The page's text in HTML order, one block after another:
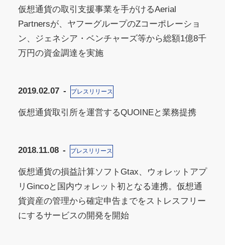
仮想通貨の取引支援事業を手がけるAerial
Partnersが、ヤフーグループのZコーポレーショ
ン、ジェネシア・ベンチャーズ等から総額1億8千
万円の資金調達を実施
2019.02.07 プレスリリース
仮想通貨取引所を運営するQUOINEと業務提携
2018.11.08 プレスリリース
仮想通貨の損益計算ソフトGtax、ウォレットアプ
リGincoと国内ウォレット初となる連携。仮想通
貨資産の管理から確定申告までをストレスフリー
にするサービスの開発を開始